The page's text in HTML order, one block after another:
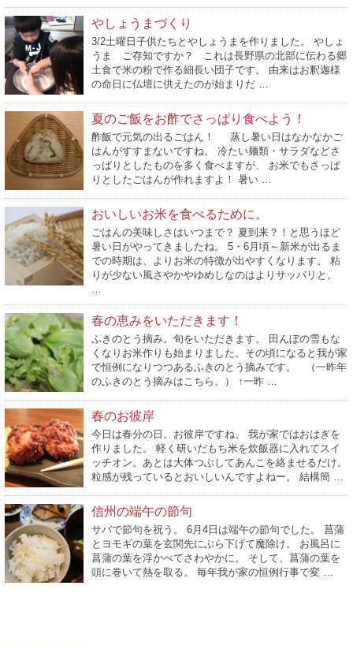
やしょうまづくり
3/2土曜日子供たちとやしょうまを作りました。 やしょ
うま ご存知ですか？ これは長野県の北部に伝わる郷
土食で米の粉で作る細長い団子です。 由来はお釈迦様
の命日に仏壇に供えたのが始まりだ …
夏のご飯をお酢でさっぱり食べよう！
酢飯で元気の出るごはん！ 蒸し暑い日はなかなかご
はんがすすまないですね。 冷たい麺類・サラダなどさ
っぱりとしたものを多く食べますが、 お米でもさっぱ
りとしたごはんが作れますよ！ 暑い …
おいしいお米を食べるために。
ごはんの美味しさはいつまで？ 夏到来？！と思うほど
暑い日がやってきましたね。 5・6月頃～新米が出るま
での時期は、よりお米の特徴が出やすくなります。 粘
りが少ない風さやかやゆめしなのはよりサッパリと。
…
春の恵みをいただきます！
ふきのとう摘み。旬をいただきます。 田んぼの雪もな
くなりお米作りも始まりました。その頃になると我が家
で恒例になりつつあるふきのとう摘みです。 （一昨年
のふきのとう摘みはこちら。） ↑一昨 …
春のお彼岸
今日は春分の日。お彼岸ですね。 我が家ではおはぎを
作りました。 軽く研いだもち米を炊飯器に入れてスイ
ッチオン。あとは大体つぶしてあんこを絡ませるだけ。
粒感が残っているとおいしいんですよねー。 結構簡 …
信州の端午の節句
サバで節句を祝う。 6月4日は端午の節句でした。 菖蒲
とヨモギの葉を玄関先にぶら下げて魔除け。 お風呂に
菖蒲の葉を浮かべてさわやかに。 そして、菖蒲の葉を
頭に巻いて熱を取る。 毎年我が家の恒例行事で変 …